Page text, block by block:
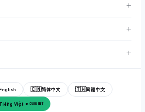
＋
＋
＋
🇨🇳简体中文 🇹🇼繁體中文
Việt ● CURRENT